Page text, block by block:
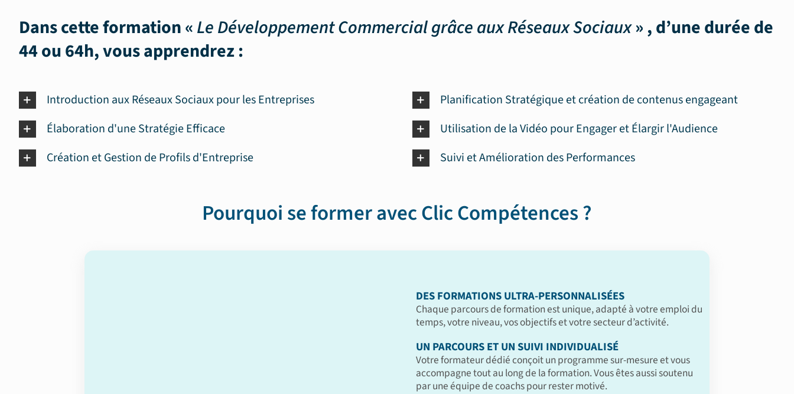
Dans cette formation «Le Développement Commercial grâce aux Réseaux Sociaux» , d’une durée de
44 ou 64h, vous apprendrez :
Introduction aux Réseaux Sociaux pour les Entreprises
Élaboration d'une Stratégie Efficace
Création et Gestion de Profils d'Entreprise
Planification Stratégique et création de contenus engageant
Utilisation de la Vidéo pour Engager et Élargir l'Audience
Suivi et Amélioration des Performances
Pourquoi se former avec Clic Compétences ?
DES FORMATIONS ULTRA-PERSONNALISÉES
Chaque parcours de formation est unique, adapté à votre emploi du
temps, votre niveau, vos objectifs et votre secteur d’activité.
UN PARCOURS ET UN SUIVI INDIVIDUALISÉ
Votre formateur dédié conçoit un programme sur-mesure et vous
accompagne tout au long de la formation. Vous êtes aussi soutenu
par une équipe de coachs pour rester motivé.